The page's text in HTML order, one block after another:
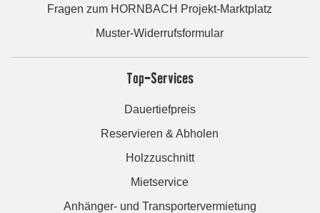
Fragen zum HORNBACH Projekt-Marktplatz
Muster-Widerrufsformular
Top-Services
Dauertiefpreis
Reservieren & Abholen
Holzzuschnitt
Mietservice
Anhänger- und Transportervermietung